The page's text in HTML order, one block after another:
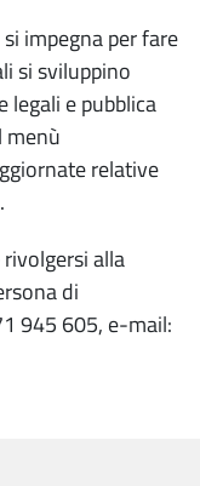
impegna per fare
si sviluppino
legali e pubblica
menù
relative
alla
di
945 605, e-mail: